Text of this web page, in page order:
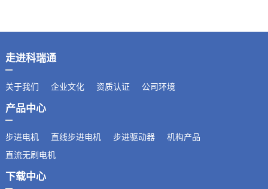
走进科瑞通
关于我们 企业文化 资质认证 公司环境
产品中心
步进电机 直线步进电机 步进驱动器
机构产品
直流无刷电机
下载中心